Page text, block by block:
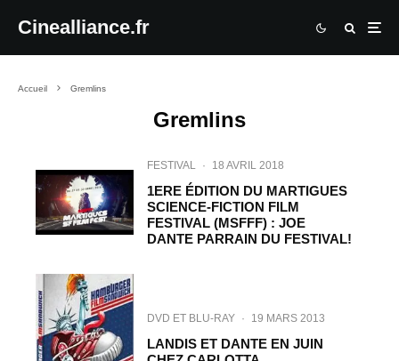
Cinealliance.fr
Accueil Gremlins
Gremlins
FESTIVAL · 18 AVRIL 2018
1ERE ÉDITION DU MARTIGUES
SCIENCE-FICTION FILM
FESTIVAL (MSFFF) : JOE
DANTE PARRAIN DU FESTIVAL!
DVD ET BLU-RAY · 19 MARS 2013
LANDIS ET DANTE EN JUIN